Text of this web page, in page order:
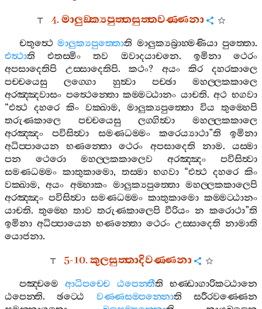
4.මාලුඞ‍්ක්‍යපුත‍්තසුත‍්තවණ‍්ණනා
චතුත්‍ථෙ මාලුක්‍යපුත‍්තොති මාලුක්‍යබ්‍රාහ‍්මණියා පුත‍්තො.
එත්‍ථාති එතස‍්මිං තව ඔවාදයාචනෙ. ඉමිනා
ථෙරං
අපසාදෙතිපි
උස‍්සාදෙතිපි.කථං? අයං කිර
දහරකාලෙ
පච‍්චයෙසු
ලග‍්ගො හුත්‍වා පච‍්ඡා
මහල‍්ලකකාලෙ
අරඤ‍්ඤවාසං පත්‍ථෙන‍්තො කම‍්මට‍්ඨානං යාචති.අථ භගවා
“එත්‍ථ දහරෙ කිං වක‍්ඛාම, මාලුක්‍යපුත‍්තො විය
තුම‍්හෙපි
තරුණකාලෙ
පච‍්චයෙසු ලග‍්ගිත්‍වා
මහල‍්ලකකාලෙ
අරඤ‍්ඤං
පවිසිත්‍වා සමණධම‍්මං කරෙය්‍යාථා”ති
ඉමිනා
අධිප‍්පායෙන
භණන‍්තො ථෙරං අපසාදෙති නාම.යස‍්මා
පන
ථෙරො මහල‍්ලකකාලෙව අරඤ‍්ඤං
පවිසිත්‍වා
සමණධම‍්මං කාතුකාමො, තස‍්මා භගවා“එත්‍ථ දහරෙ කිං
වක‍්ඛාම,අයං අම‍්හාකං මාලුක්‍යපුත‍්තො මහල‍්ලකකාලෙපි
අරඤ‍්ඤං පවිසිත්‍වා සමණධම‍්මං කාතුකාමො කම‍්මට‍්ඨානං
යාචති. තුම‍්හෙ තාව තරුණකාලෙපි වීරියං න කරොථා”ති
ඉමිනා අධිප‍්පායෙන භණන‍්තො ථෙරං උස‍්සාදෙති නාමාති
යොජනා.
5-10.කුලසුත‍්තාදිවණ‍්ණනා
පඤ‍්චමෙ ආධිපච‍්චෙ ඨපෙන‍්තීති
භණ‍්ඩාගාරිකට‍්ඨානෙ
ඨපෙන‍්ති.ඡට‍්ඨෙ වණ‍්ණසම‍්පන‍්නොති
සරීරවණ‍්ණෙන